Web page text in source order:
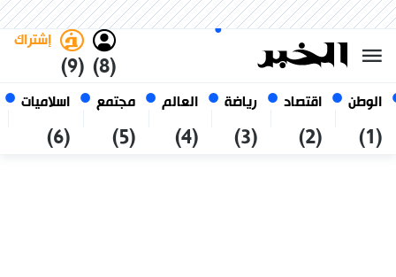
الوطن
(1)
اقتصاد
(2)
رياضة
(3)
العالم
(4)
مجتمع
(5)
اسلاميات
(6)
(8)
إشتراك
(9)
أغسطس 2026
الجزائر